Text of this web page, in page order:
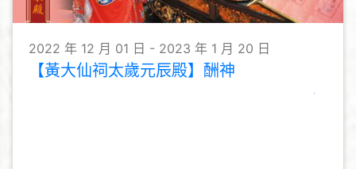
2022 年 12 月 01 日 - 2023 年 1 月 20 日
【黃大仙祠太歲元辰殿】酬神